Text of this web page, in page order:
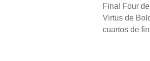
Final Four
Virtus de
cuartos de